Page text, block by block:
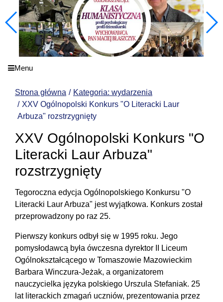
Menu
Strona główna
Kategoria: wydarzenia
XXV Ogólnopolski Konkurs "O Literacki Laur
Arbuza" rozstrzygnięty
XXV Ogólnopolski Konkurs "O
Literacki Laur Arbuza"
rozstrzygnięty
Tegoroczna edycja Ogólnopolskiego Konkursu "O
Literacki Laur Arbuza" jest wyjątkowa. Konkurs został
przeprowadzony po raz 25.
Pierwszy konkurs odbył się w 1995 roku. Jego
pomysłodawcą była ówczesna dyrektor II Liceum
Ogólnokształcącego w Tomaszowie Mazowieckim
Barbara Winczura-Jeżak, a organizatorem
nauczycielka języka polskiego Urszula Stefaniak. 25
lat literackich zmagań uczniów, prezentowania przez